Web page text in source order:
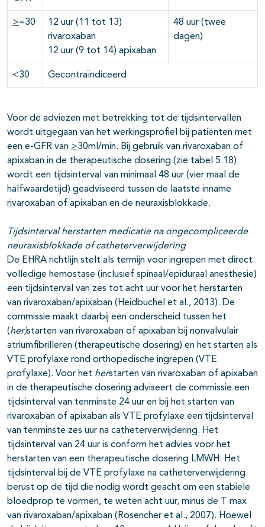
>=30
12 uur (11 tot 13)
rivaroxaban
12 uur (9 tot 14) apixaban
48 uur (twee
dagen)
<30 Gecontraïndiceerd
Voor de adviezen met betrekking tot de tijdsintervallen
wordt uitgegaan van het werkingsprofiel bij patiënten met
een e-GFR van >30ml/min. Bij gebruik van rivaroxaban of
apixaban in de therapeutische dosering (zie tabel 5.18)
wordt een tijdsinterval van minimaal 48 uur (vier maal de
halfwaardetijd) geadviseerd tussen de laatste inname
rivaroxaban of apixaban en de neuraxisblokkade.
Tijdsinterval herstarten medicatie na ongecompliceerde
neuraxisblokkade of catheterverwijdering
De EHRA richtlijn stelt als termijn voor ingrepen met direct
volledige hemostase (inclusief spinaal/epiduraal anesthesie)
een tijdsinterval van zes tot acht uur voor het herstarten
van rivaroxaban/apixaban (Heidbuchel et al., 2013). De
commissie maakt daarbij een onderscheid tussen het
(her)starten van rivaroxaban of apixaban bij nonvalvulair
atriumfibrilleren (therapeutische dosering) en het starten als
VTE profylaxe rond orthopedische ingrepen (VTE
profylaxe). Voor het herstarten van rivaroxaban of apixaban
in de therapeutische dosering adviseert de commissie een
tijdsinterval van tenminste 24 uur en bij het starten van
rivaroxaban of apixaban als VTE profylaxe een tijdsinterval
van tenminste zes uur na catheterverwijdering. Het
tijdsinterval van 24 uur is conform het advies voor het
herstarten van een therapeutische dosering LMWH. Het
tijdsinterval bij de VTE profylaxe na catheterverwijdering
berust op de tijd die nodig wordt geacht om een stabiele
bloedprop te vormen, te weten acht uur, minus de T max
van rivaroxaban/apixaban (Rosencher et al., 2007). Hoewel